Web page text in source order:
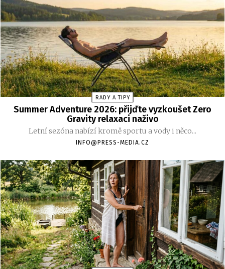
RADY A TIPY
Summer Adventure 2026: přijďte vyzkoušet Zero
Gravity relaxaci naživo
Letní sezóna nabízí kromě sportu a vody i něco...
INFO@PRESS-MEDIA.CZ